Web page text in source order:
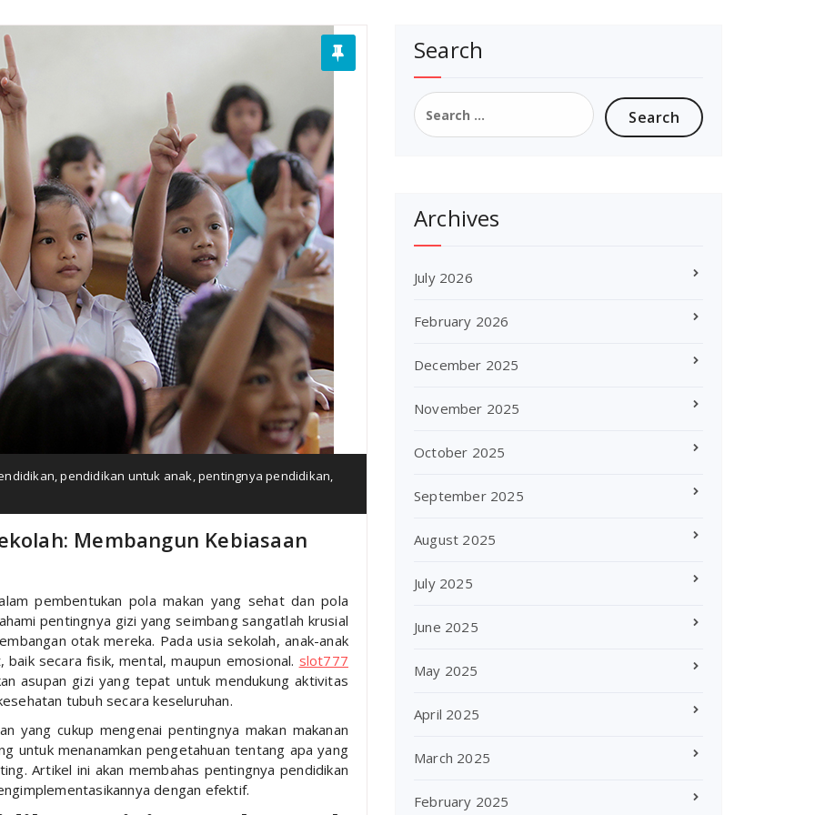
,pendidikan untuk anak,pentingnya pendidikan,
Membangun Kebiasaan
pembentukan pola makan yang sehat dan pola
pentingnya gizi yang seimbang sangatlah krusial
otak mereka. Pada usia sekolah, anak-anak
secara fisik, mental, maupun emosional. slot777
asupan gizi yang tepat untuk mendukung aktivitas
tubuh secara keseluruhan.
yang cukup mengenai pentingnya makan makanan
untuk menanamkan pengetahuan tentang apa yang
Artikel ini akan membahas pentingnya pendidikan
dengan efektif.
Search
Search
for:
Archives
July 2026
February 2026
December 2025
November 2025
October 2025
September 2025
August 2025
July 2025
June 2025
May 2025
April 2025
March 2025
February 2025